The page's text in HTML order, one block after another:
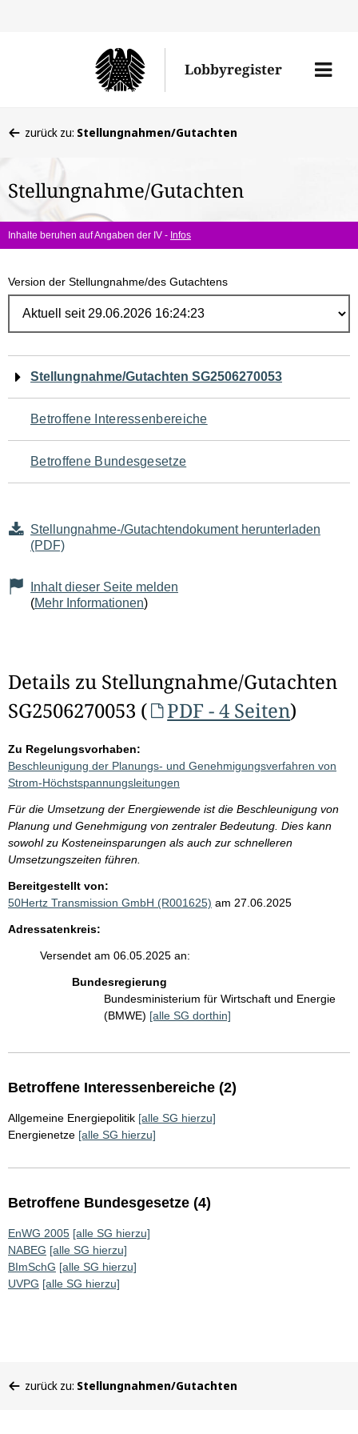
Lobbyregister
Menü
befinden
hier:
zurück zu: Stellungnahmen/Gutachten
Stellungnahme/Gutachten
Inhalte beruhen auf Angaben der IV - Infos
Version der Stellungnahme/des Gutachtens
Navigation
für
den
Seiteninhalt
Stellungnahme/Gutachten SG2506270053
Betroffene Interessenbereiche
Betroffene Bundesgesetze
Stellungnahme-/Gutachtendokument herunterladen
(PDF)
Inhalt dieser Seite melden
(Mehr Informationen)
Details zu Stellungnahme/Gutachten
SG2506270053 (
PDF - 4 Seiten)
Zu Regelungsvorhaben:
Beschleunigung der Planungs- und Genehmigungsverfahren von
Strom-Höchstspannungsleitungen
Für die Umsetzung der Energiewende ist die Beschleunigung von
Planung und Genehmigung von zentraler Bedeutung. Dies kann
sowohl zu Kosteneinsparungen als auch zur schnelleren
Umsetzungszeiten führen.
Bereitgestellt von:
50Hertz Transmission GmbH (R001625) am 27.06.2025
Adressatenkreis:
Versendet am 06.05.2025 an:
Bundesregierung
Bundesministerium für Wirtschaft und Energie
(BMWE) [alle SG dorthin]
Betroffene Interessenbereiche (2)
Allgemeine Energiepolitik [alle SG hierzu]
Energienetze [alle SG hierzu]
Betroffene Bundesgesetze (4)
EnWG 2005 [alle SG hierzu]
NABEG [alle SG hierzu]
BImSchG [alle SG hierzu]
UVPG [alle SG hierzu]
befinden
zurück zu: Stellungnahmen/Gutachten